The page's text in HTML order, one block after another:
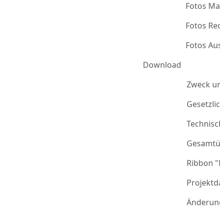
Fotos
Fotos
Fotos
Download
Zweck
Ribbon